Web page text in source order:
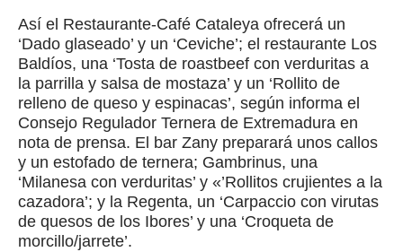
Así el Restaurante-Café Cataleya ofrecerá un
‘Dado glaseado’ y un ‘Ceviche’; el restaurante Los
Baldíos, una ‘Tosta de roastbeef con verduritas a
la parrilla y salsa de mostaza’ y un ‘Rollito de
relleno de queso y espinacas’, según informa el
Consejo Regulador Ternera de Extremadura en
nota de prensa. El bar Zany preparará unos callos
y un estofado de ternera; Gambrinus, una
‘Milanesa con verduritas’ y «’Rollitos crujientes a la
cazadora’; y la Regenta, un ‘Carpaccio con virutas
de quesos de los Ibores’ y una ‘Croqueta de
morcillo/jarrete’.